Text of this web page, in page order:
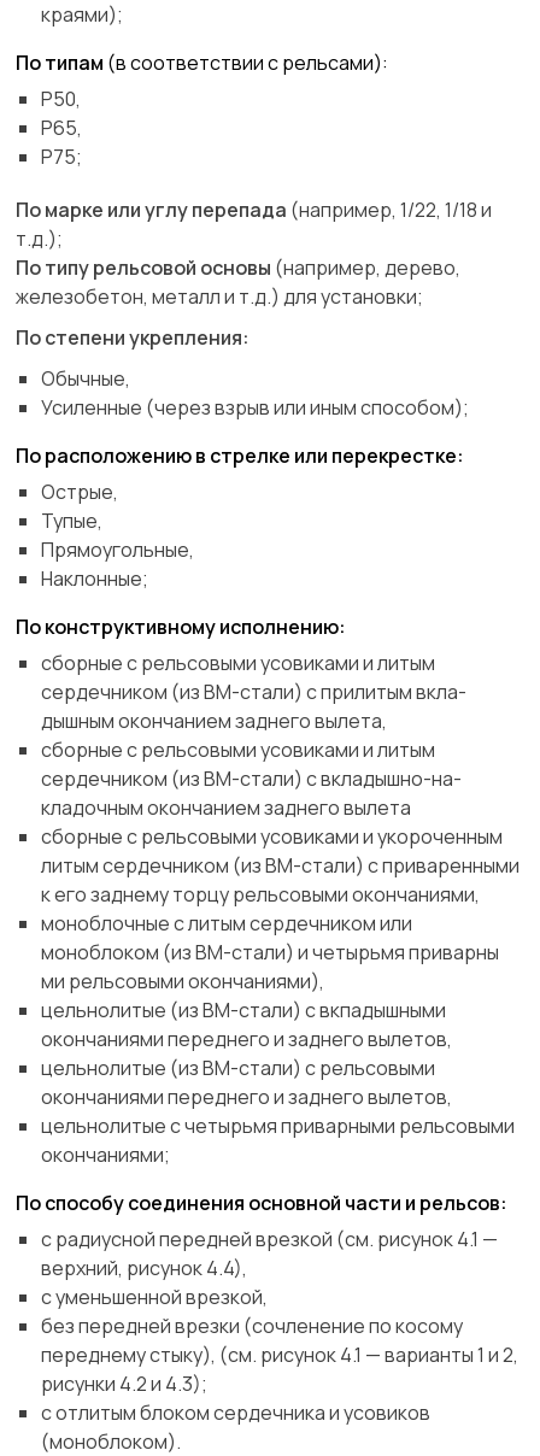
краями);
По типам (в соответствии с рельсами):
Р50,
Р65,
Р75;
По марке или углу перепада (например, 1/22, 1/18 и
т.д.);
По типу рельсовой основы (например, дерево,
железобетон, металл и т.д.) для установки;
По степени укрепления:
Обычные,
Усиленные (через взрыв или иным способом);
По расположению в стрелке или перекрестке:
Острые,
Тупые,
Прямоугольные,
Наклонные;
По конструктивному исполнению:
сборные с рельсовыми усовиками и литым
сердечником (из ВМ-стали) с прилитым вкла-
дышным окончанием заднего вылета,
сборные с рельсовыми усовиками и литым
сердечником (из ВМ-стали) с вкладышно-на-
кладочным окончанием заднего вылета
сборные с рельсовыми усовиками и укороченным
литым сердечником (из ВМ-стали) с приваренными
к его заднему торцу рельсовыми окончаниями,
моноблочные с литым сердечником или
моноблоком (из ВМ-стали) и четырьмя приварны
ми рельсовыми окончаниями),
цельнолитые (из ВМ-стали) с вкпадышными
окончаниями переднего и заднего вылетов,
цельнолитые (из ВМ-стали) с рельсовыми
окончаниями переднего и заднего вылетов,
цельнолитые с четырьмя приварными рельсовыми
окончаниями;
По способу соединения основной части и рельсов:
с радиусной передней врезкой (см. рисунок 4.1 —
верхний, рисунок 4.4),
с уменьшенной врезкой,
без передней врезки (сочленение по косому
переднему стыку), (см. рисунок 4.1 — варианты 1 и 2,
рисунки 4.2 и 4.3);
с отлитым блоком сердечника и усовиков
(моноблоком).